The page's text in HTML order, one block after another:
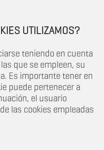
UTILIZAMOS?
teniendo en cuenta
que se empleen, su
Es importante tener en
puede pertenecer a
el usuario
las cookies empleadas